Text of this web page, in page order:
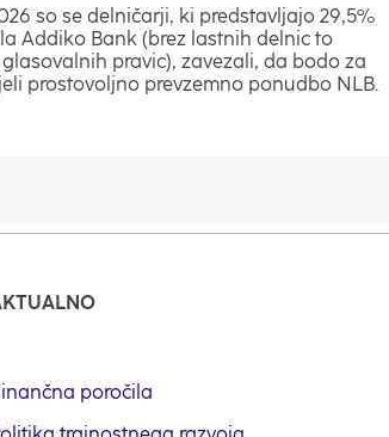
so se delničarji, ki predstavljajo 29,5%
Addiko Bank (brez lastnih delnic to
pravic), zavezali, da bodo za
prostovoljno prevzemno ponudbo NLB.
poročila